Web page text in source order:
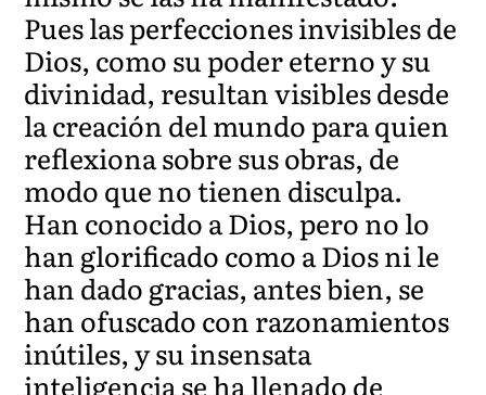
Pues las perfecciones invisibles de
Dios, como su poder eterno y su
divinidad, resultan visibles desde
la creación del mundo para quien
reflexiona sobre sus obras, de
modo que no tienen disculpa.
Han conocido a Dios, pero no lo
han glorificado como a Dios ni le
han dado gracias, antes bien, se
han ofuscado con razonamientos
inútiles, y su insensata
inteligencia se ha llenado de